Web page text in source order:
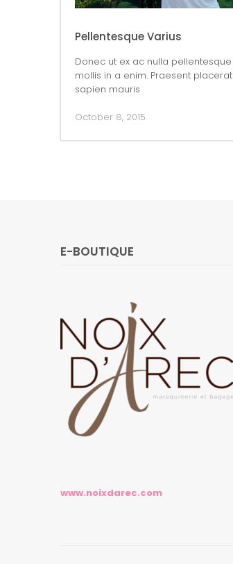
Pellentesque Varius
Donec ut ex ac nulla pellentesque
mollis in a enim. Praesent placerat
sapien mauris
October 8, 2015
E-BOUTIQUE
www.noixdarec.com